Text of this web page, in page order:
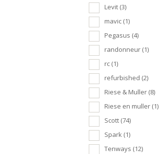
Levit (3)
mavic (1)
Pegasus (4)
randonneur (1)
rc (1)
refurbished (2)
Riese & Muller (8)
Riese en muller (1)
Scott (74)
Spark (1)
Tenways (12)